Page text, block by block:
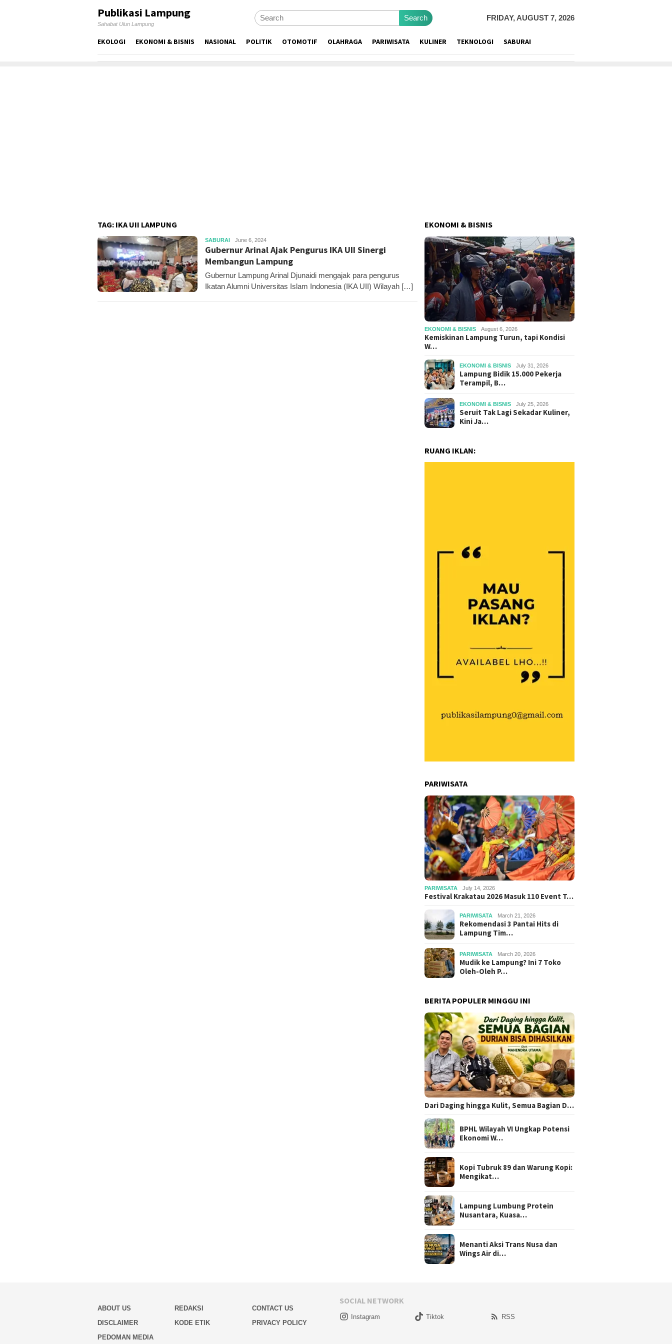
Publikasi Lampung
Sahabat Ulun Lampung
Search FRIDAY, AUGUST 7, 2026
EKOLOGI EKONOMI & BISNIS NASIONAL POLITIK OTOMOTIF OLAHRAGA PARIWISATA KULINER TEKNOLOGI SABURAI
TAG: IKA UII LAMPUNG
SABURAIEditor
June 6, 2024
Gubernur Arinal Ajak Pengurus IKA UII Sinergi
Membangun Lampung
Gubernur Lampung Arinal Djunaidi mengajak para pengurus
Ikatan Alumni Universitas Islam Indonesia (IKA UII) Wilayah […]
EKONOMI & BISNIS
EKONOMI & BISNIS August 6, 2026
Kemiskinan Lampung Turun, tapi Kondisi
W…
EKONOMI & BISNIS July 31, 2026
Lampung Bidik 15.000 Pekerja
Terampil, B…
EKONOMI & BISNIS July 25, 2026
Seruit Tak Lagi Sekadar Kuliner,
Kini Ja…
RUANG IKLAN:
PARIWISATA
PARIWISATA July 14, 2026
Festival Krakatau 2026 Masuk 110 Event T…
PARIWISATA March 21, 2026
Rekomendasi 3 Pantai Hits di
Lampung Tim…
PARIWISATA March 20, 2026
Mudik ke Lampung? Ini 7 Toko
Oleh-Oleh P…
BERITA POPULER MINGGU INI
Dari Daging hingga Kulit, Semua Bagian D…
BPHL Wilayah VI Ungkap Potensi
Ekonomi W…
Kopi Tubruk 89 dan Warung Kopi:
Mengikat…
Lampung Lumbung Protein
Nusantara, Kuasa…
Menanti Aksi Trans Nusa dan
Wings Air di…
ABOUT US REDAKSI
CONTACT US
DISCLAIMER
KODE ETIK
PRIVACY POLICY
PEDOMAN MEDIA
SOCIAL NETWORK
Instagram Tiktok RSS